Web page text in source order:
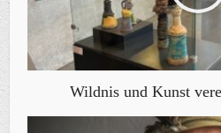
Wildnis und Kunst